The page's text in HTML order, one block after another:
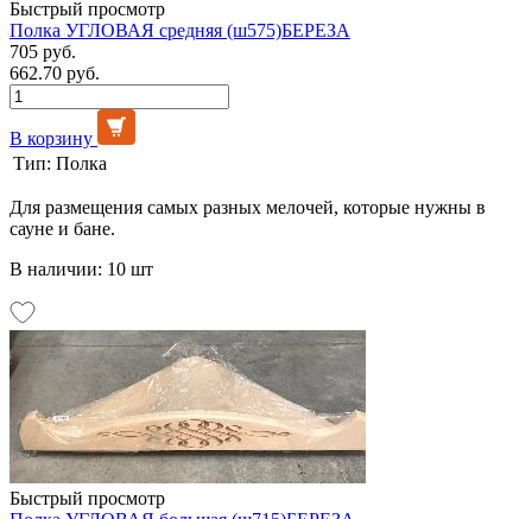
Быстрый просмотр
Полка УГЛОВАЯ средняя (ш575)БЕРЕЗА
705 руб.
662.70 руб.
В корзину
Тип: Полка
Для размещения самых разных мелочей, которые нужны в
сауне и бане.
В наличии: 10 шт
Быстрый просмотр